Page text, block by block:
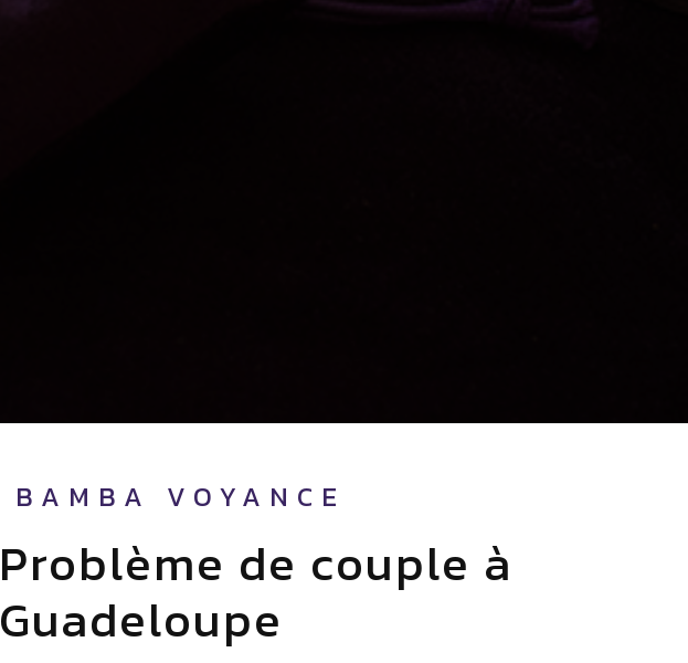
BAMBA VOYANCE
problème de couple à
Guadeloupe